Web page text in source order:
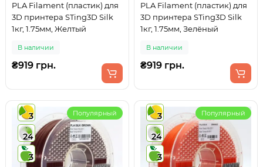
PLA Filament (пластик) для
3D принтера STing3D Silk
1кг, 1.75мм, Желтый
В наличии
₴919 грн.
PLA Filament (пластик) для
3D принтера STing3D Silk
1кг, 1.75мм, Зелёный
В наличии
₴919 грн.
3
24
3
Популярный
3
24
3
Популярный